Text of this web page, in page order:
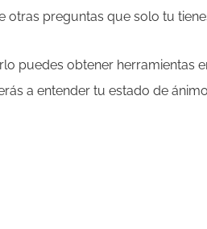
otras preguntas que solo tu
puedes obtener herramientas
a entender tu estado de